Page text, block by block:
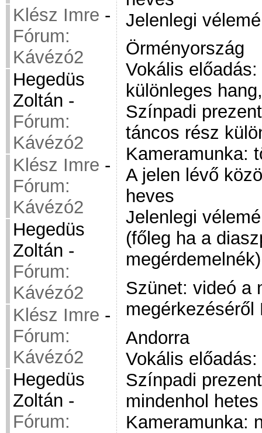
Klész Imre -
Fórum:
Kávézó2
Hegedüs
Zoltán -
Fórum:
Kávézó2
Klész Imre -
Fórum:
Kávézó2
Hegedüs
Zoltán -
Fórum:
Kávézó2
Klész Imre -
Fórum:
Kávézó2
Hegedüs
Zoltán -
Fórum:
Jelenlegi
Örményország
Vokális
különleges
Színpadi
táncos rész
Kameramunka:
A jelen lévő
heves
Jelenlegi
(főleg ha a
megérdemelnék)
Szünet: videó a
megérkezéséről
Andorra
Vokális
Színpadi
mindenhol hetes
Kameramunka: